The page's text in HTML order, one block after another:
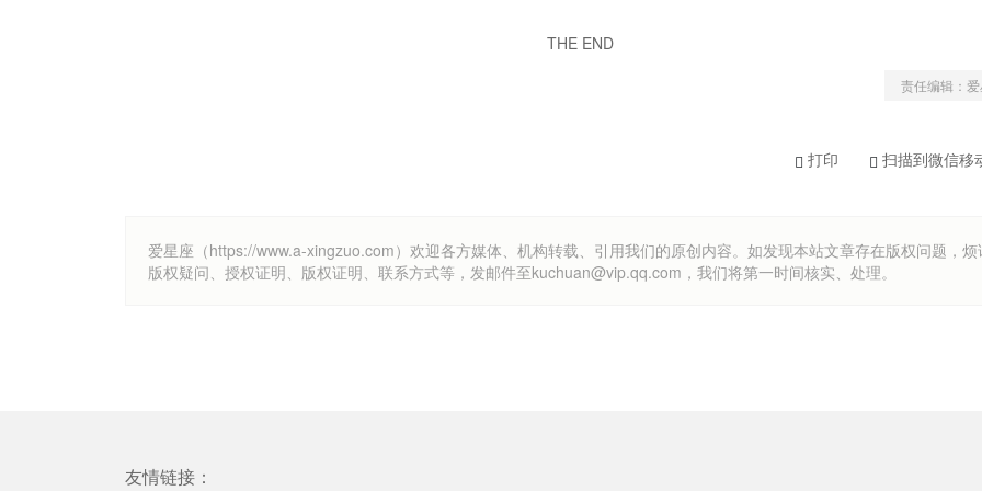
THE END
责任编辑：
打印 扫描到微信移
爱星座（https://www.a-xingzuo.com）欢迎各方媒体、机构转载、引用我们的原创内容。如发现本站文章存在版权问题，烦
版权疑问、授权证明、版权证明、联系方式等，发邮件至kuchuan@vip.qq.com，我们将第一时间核实、处理。
友情链接：